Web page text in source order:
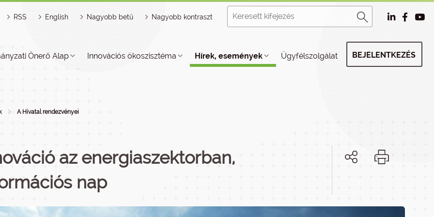
RSS English Nagyobb betű Nagyobb kontraszt
Önerő Alap Innovációs ökoszisztéma Hírek, események Ügyfélszolgálat BEJELENTKEZÉS
A Hivatal rendezvényei
az energiaszektorban,
nap